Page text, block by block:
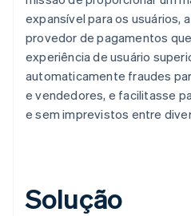
expansível para os usuários,
provedor de pagamentos
experiência de usuário
automaticamente fraudes
e vendedores, e facilitasse
e sem imprevistos entre
Solução